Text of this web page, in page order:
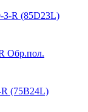
З-R (85D23L)
Обр.пол.
(75B24L)